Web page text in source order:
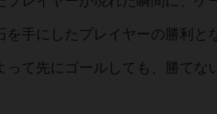
手にしたプレイヤーの勝利と
て先にゴールしても、勝てな